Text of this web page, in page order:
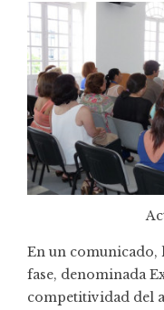
En un comunicado,
fase, denominada
competitividad del